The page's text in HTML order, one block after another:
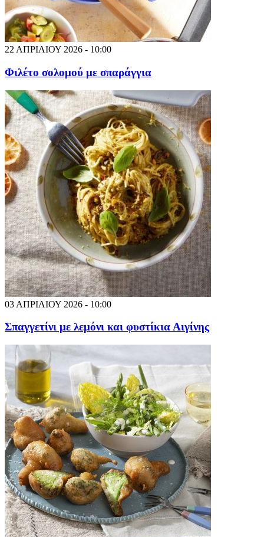
22 ΑΠΡΙΛΙΟΥ 2026 - 10:00
Φιλέτο σολομού με σπαράγγια
03 ΑΠΡΙΛΙΟΥ 2026 - 10:00
Σπαγγετίνι με λεμόνι και φυστίκια Αιγίνης